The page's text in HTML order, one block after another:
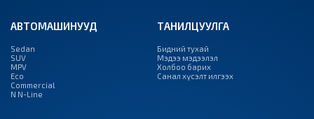
ТАНИЛЦУУЛГА
Бидний тухай
Мэдээ мэдээлэл
Холбоо барих
Санал хүсэлт илгээх
АВТОМАШИНУУД
Sedan
SUV
MPV
Eco
Commercial
N N-Line